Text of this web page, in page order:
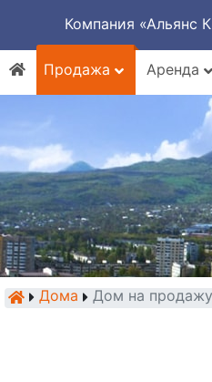
Компания «Альянс
Продажа
Аренда
Дома Дом на